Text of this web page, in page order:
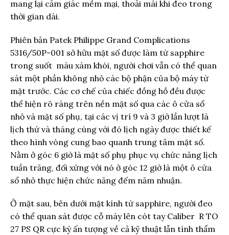
mang lại cảm giác mềm mại, thoải mái khi đeo trong
thời gian dài.
Phiên bản Patek Philippe Grand Complications
5316/50P-001 sở hữu mặt số được làm từ sapphire
trong suốt màu xám khói, người chơi vẫn có thể quan
sát một phần không nhỏ các bộ phận của bộ máy từ
mặt trước. Các cơ chế của chiếc đồng hồ đều được
thể hiện rõ ràng trên nền mặt số qua các ô cửa sổ
nhỏ và mặt số phụ, tại các vị trí 9 và 3 giờ lần lượt là
lịch thứ và tháng cùng với đó lịch ngày được thiết kế
theo hình vòng cung bao quanh trung tâm mặt số.
Nằm ở góc 6 giờ là mặt số phụ phục vụ chức năng lịch
tuần trăng, đối xứng với nó ở góc 12 giờ là một ô cửa
sổ nhỏ thực hiện chức năng đếm năm nhuận.
Ở mặt sau, bên dưới mặt kính từ sapphire, người đeo
có thể quan sát được cỗ máy lên cót tay Caliber R TO
27 PS QR cực kỳ ấn tượng về cả kỹ thuật lẫn tính thẩm